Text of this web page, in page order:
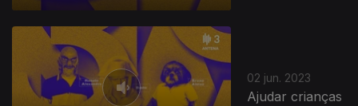
02 jun. 2023
Ajudar crianças